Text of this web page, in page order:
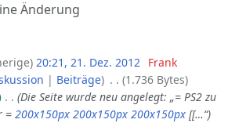
Änderung
20:21, 21. Dez. 2012 Frank
Beiträge
1.736 Bytes
Die Seite wurde neu angelegt: „= PS2 zu
= 200x150px 200x150px 200x150px [[…“